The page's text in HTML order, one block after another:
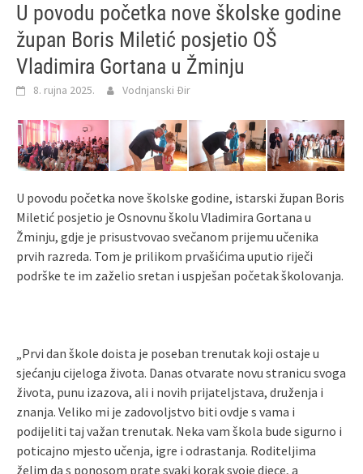
U povodu početka nove školske godine
župan Boris Miletić posjetio OŠ
Vladimira Gortana u Žminju
8. rujna 2025. Vodnjanski Đir
U povodu početka nove školske godine, istarski župan Boris
Miletić posjetio je Osnovnu školu Vladimira Gortana u
Žminju, gdje je prisustvovao svečanom prijemu učenika
prvih razreda. Tom je prilikom prvašićima uputio riječi
podrške te im zaželio sretan i uspješan početak školovanja.
„Prvi dan škole doista je poseban trenutak koji ostaje u
sjećanju cijeloga života. Danas otvarate novu stranicu svoga
života, punu izazova, ali i novih prijateljstava, druženja i
znanja. Veliko mi je zadovoljstvo biti ovdje s vama i
podijeliti taj važan trenutak. Neka vam škola bude sigurno i
poticajno mjesto učenja, igre i odrastanja. Roditeljima
želim da s ponosom prate svaki korak svoje djece, a